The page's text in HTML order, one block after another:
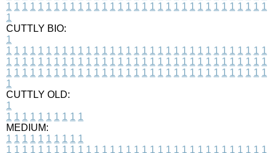
1 1 1 1 1 1 1 1 1 1 1 1 1 1 1 1 1 1 1 1 1 1 1 1 1 1 1 1 1 1 1 1 1
1
CUTTLY BIO:
1
1 1 1 1 1 1 1 1 1 1 1 1 1 1 1 1 1 1 1 1 1 1 1 1 1 1 1 1 1 1 1 1 1
1 1 1 1 1 1 1 1 1 1 1 1 1 1 1 1 1 1 1 1 1 1 1 1 1 1 1 1 1 1 1 1 1
1 1 1 1 1 1 1 1 1 1 1 1 1 1 1 1 1 1 1 1 1 1 1 1 1 1 1 1 1 1 1 1 1
1
CUTTLY OLD:
1
1 1 1 1 1 1 1 1 1 1
MEDIUM:
1 1 1 1 1 1 1 1 1 1
1 1 1 1 1 1 1 1 1 1 1 1 1 1 1 1 1 1 1 1 1 1 1 1 1 1 1 1 1 1 1 1 1